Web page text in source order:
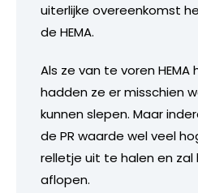
uiterlijke overeenkomst
de HEMA.
Als ze van te voren
hadden ze er misschien
kunnen slepen. Maar
de PR waarde wel veel
relletje uit te halen en
aflopen.